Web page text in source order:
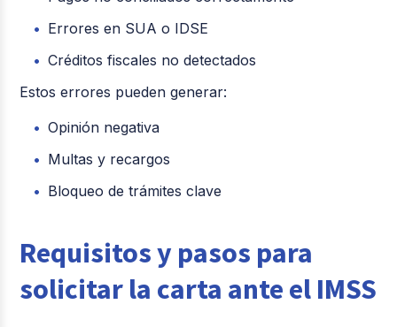
Errores en SUA o IDSE
Créditos fiscales no detectados
Estos errores pueden generar:
Opinión negativa
Multas y recargos
Bloqueo de trámites clave
Requisitos y pasos para
solicitar la carta ante el IMSS